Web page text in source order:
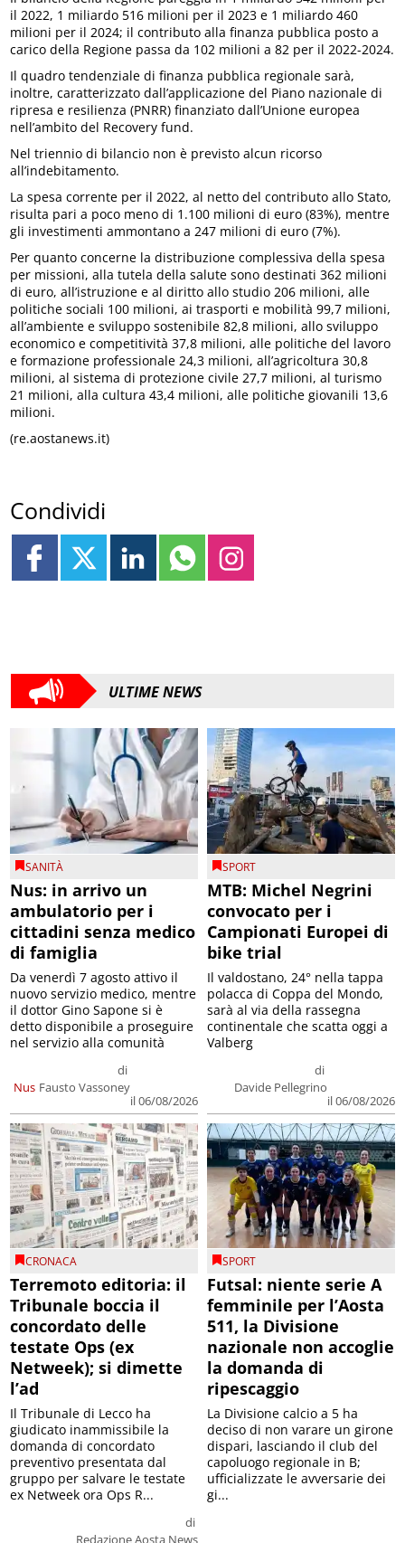
il 2022, 1 miliardo 516 milioni per il 2023 e 1 miliardo 460
milioni per il 2024; il contributo alla finanza pubblica posto a
carico della Regione passa da 102 milioni a 82 per il 2022-2024.
Il quadro tendenziale di finanza pubblica regionale sarà,
inoltre, caratterizzato dall’applicazione del Piano nazionale di
ripresa e resilienza (PNRR) finanziato dall’Unione europea
nell’ambito del Recovery fund.
Nel triennio di bilancio non è previsto alcun ricorso
all’indebitamento.
La spesa corrente per il 2022, al netto del contributo allo Stato,
risulta pari a poco meno di 1.100 milioni di euro (83%), mentre
gli investimenti ammontano a 247 milioni di euro (7%).
Per quanto concerne la distribuzione complessiva della spesa
per missioni, alla tutela della salute sono destinati 362 milioni
di euro, all’istruzione e al diritto allo studio 206 milioni, alle
politiche sociali 100 milioni, ai trasporti e mobilità 99,7 milioni,
all’ambiente e sviluppo sostenibile 82,8 milioni, allo sviluppo
economico e competitività 37,8 milioni, alle politiche del lavoro
e formazione professionale 24,3 milioni, all’agricoltura 30,8
milioni, al sistema di protezione civile 27,7 milioni, al turismo
21 milioni, alla cultura 43,4 milioni, alle politiche giovanili 13,6
milioni.
(re.aostanews.it)
Condividi
ULTIME NEWS
SANITÀ
Nus: in arrivo un
ambulatorio per i
cittadini senza medico
di famiglia
Nus
di
Fausto Vassoney
il 06/08/2026
Da venerdì 7 agosto attivo il
nuovo servizio medico, mentre
il dottor Gino Sapone si è
detto disponibile a proseguire
nel servizio alla comunità
SPORT
MTB: Michel Negrini
convocato per i
Campionati Europei di
bike trial
di
Davide Pellegrino
il 06/08/2026
Il valdostano, 24° nella tappa
polacca di Coppa del Mondo,
sarà al via della rassegna
continentale che scatta oggi a
Valberg
CRONACA
Terremoto editoria: il
Tribunale boccia il
concordato delle
testate Ops (ex
Netweek); si dimette
l’ad
di
Redazione Aosta News
Il Tribunale di Lecco ha
giudicato inammissibile la
domanda di concordato
preventivo presentata dal
gruppo per salvare le testate
ex Netweek ora Ops R...
SPORT
Futsal: niente serie A
femminile per l’Aosta
511, la Divisione
nazionale non accoglie
la domanda di
ripescaggio
La Divisione calcio a 5 ha
deciso di non varare un girone
dispari, lasciando il club del
capoluogo regionale in B;
ufficializzate le avversarie dei
gi...